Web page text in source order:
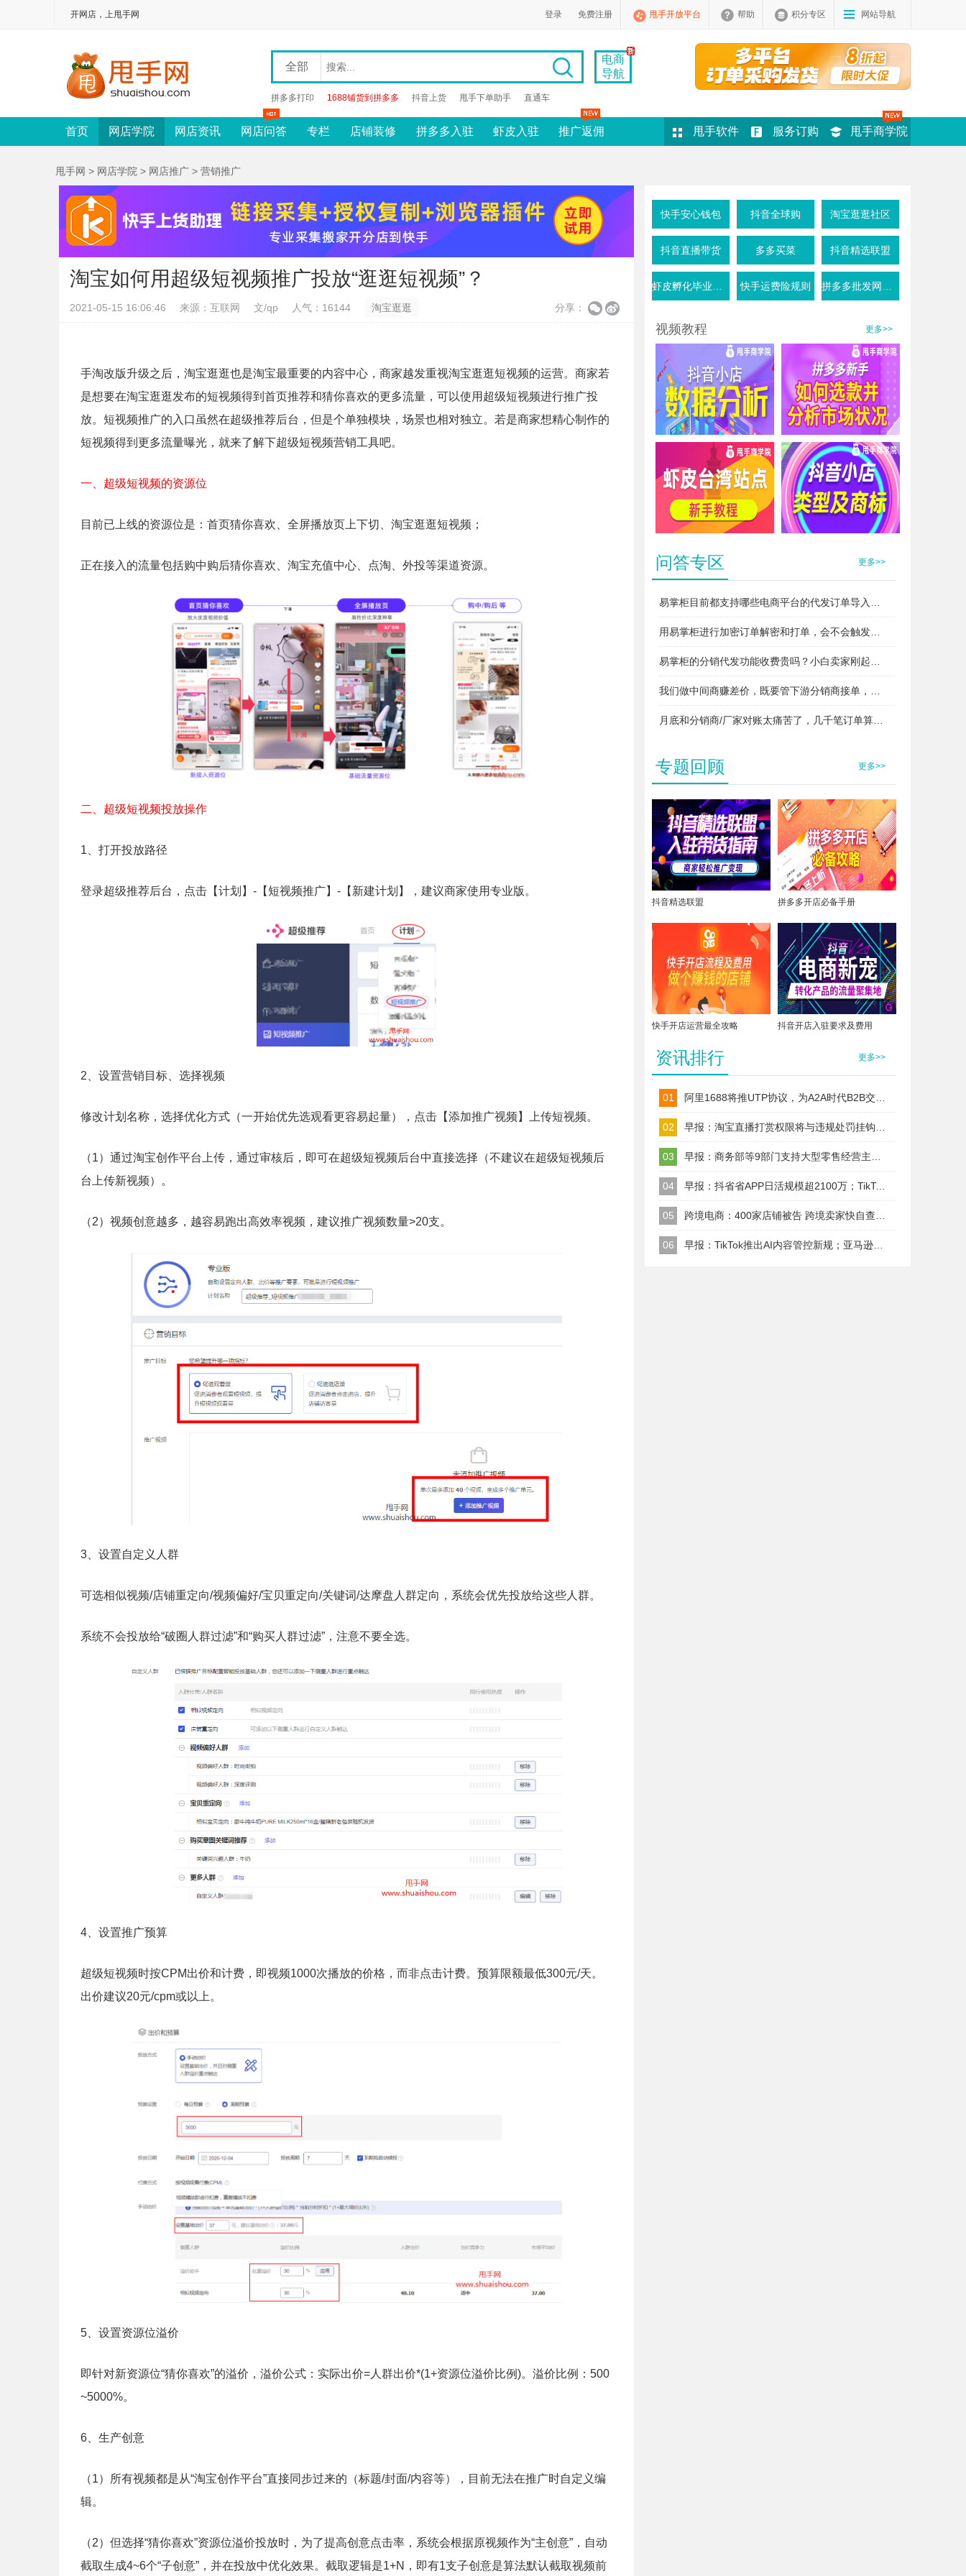
开网店，上甩手网 登录 免费注册 甩手开放平台 帮助 积分专区 网站导航
全部
拼多多打印 1688铺货到拼多多 抖音上货 甩手下单助手 直通车
电商
导航
首页 网店学院 网店资讯 网店问答 专栏 店铺装修 拼多多入驻 虾皮入驻 推广返佣 甩手软件 服务订购 甩手商学院
甩手网 > 网店学院 > 网店推广 > 营销推广
淘宝如何用超级短视频推广投放“逛逛短视频”？
2021-05-15 16:06:46 来源：互联网 文/qp 人气：16144 淘宝逛逛 分享：
手淘改版升级之后，淘宝逛逛也是淘宝最重要的内容中心，商家越发重视淘宝逛逛短视频的运营。商家若
是想要在淘宝逛逛发布的短视频得到首页推荐和猜你喜欢的更多流量，可以使用超级短视频进行推广投
放。短视频推广的入口虽然在超级推荐后台，但是个单独模块，场景也相对独立。若是商家想精心制作的
短视频得到更多流量曝光，就来了解下超级短视频营销工具吧。
一、超级短视频的资源位
目前已上线的资源位是：首页猜你喜欢、全屏播放页上下切、淘宝逛逛短视频；
正在接入的流量包括购中购后猜你喜欢、淘宝充值中心、点淘、外投等渠道资源。
二、超级短视频投放操作
1、打开投放路径
登录超级推荐后台，点击【计划】-【短视频推广】-【新建计划】，建议商家使用专业版。
2、设置营销目标、选择视频
修改计划名称，选择优化方式（一开始优先选观看更容易起量），点击【添加推广视频】上传短视频。
（1）通过淘宝创作平台上传，通过审核后，即可在超级短视频后台中直接选择（不建议在超级短视频后
台上传新视频）。
（2）视频创意越多，越容易跑出高效率视频，建议推广视频数量>20支。
3、设置自定义人群
可选相似视频/店铺重定向/视频偏好/宝贝重定向/关键词/达摩盘人群定向，系统会优先投放给这些人群。
系统不会投放给“破圈人群过滤”和“购买人群过滤”，注意不要全选。
4、设置推广预算
超级短视频时按CPM出价和计费，即视频1000次播放的价格，而非点击计费。预算限额最低300元/天。
出价建议20元/cpm或以上。
5、设置资源位溢价
即针对新资源位“猜你喜欢”的溢价，溢价公式：实际出价=人群出价*(1+资源位溢价比例)。溢价比例：500
~5000%。
6、生产创意
（1）所有视频都是从“淘宝创作平台”直接同步过来的（标题/封面/内容等），目前无法在推广时自定义编
辑。
（2）但选择“猜你喜欢”资源位溢价投放时，为了提高创意点击率，系统会根据原视频作为“主创意”，自动
截取生成4~6个“子创意”，并在投放中优化效果。截取逻辑是1+N，即有1支子创意是算法默认截取视频前
快手安心钱包 抖音全球购 淘宝逛逛社区
抖音直播带货 多多买菜 抖音精选联盟
快手运费险规则
视频教程 更多>>
抖音小店数据分析 拼多多新手如何选款并分析市场状况
问答专区 更多>>
专题回顾 更多>>
抖音精选联盟 拼多多开店必备手册
快手开店运营最全攻略 抖音开店入驻要求及费用
资讯排行 更多>>
01
02
03
04 早报：抖省省APP日活规模超2100万；TikTok美区试水全托管代运营
05
06